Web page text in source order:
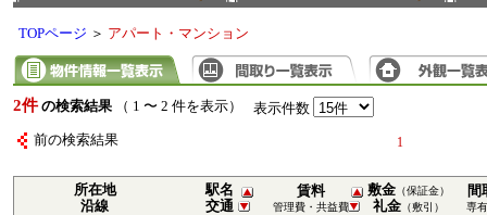
TOPページ ＞ アパート・マンション
2件 の検索結果 （ 1 〜 2 件を表示） 表示件数
前の検索結果 1
所在地
沿線
駅名
交通
賃料
管理費・共益費
敷金（保証金）
礼金（敷引）
間
専